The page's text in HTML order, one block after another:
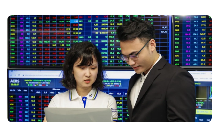
do vi phạm quy định về công bố thông tin trên
thị trường chứng khoán.